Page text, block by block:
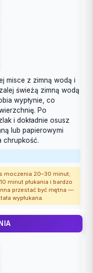
misce z zimną wodą i
świeżą zimną wodą
wypłynie, co
Po
i dokładnie osusz
lub papierowymi
chrupkość.
moczenia 20–30 minut;
minut płukania i bardzo
przestać być mętna —
wypłukana.